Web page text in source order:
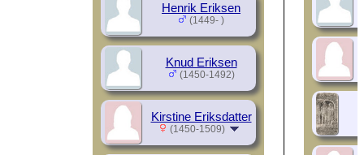
Henrik Eriksen
(1449- )
Knud Eriksen
(1450-1492)
Kirstine Eriksdatter
(1450-1509)